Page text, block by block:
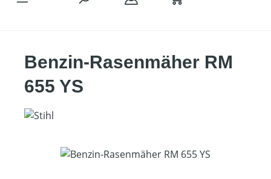
Benzin-Rasenmäher RM
655 YS
Bildergalerie überspringen